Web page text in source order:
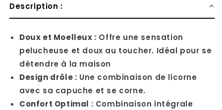
Description :
Doux et Moelleux : Offre une sensation
pelucheuse et doux au toucher. Idéal pour se
détendre à la maison
Design drôle : Une combinaison de licorne
avec sa capuche et se corne.
Confort Optimal : Combinaison intégrale